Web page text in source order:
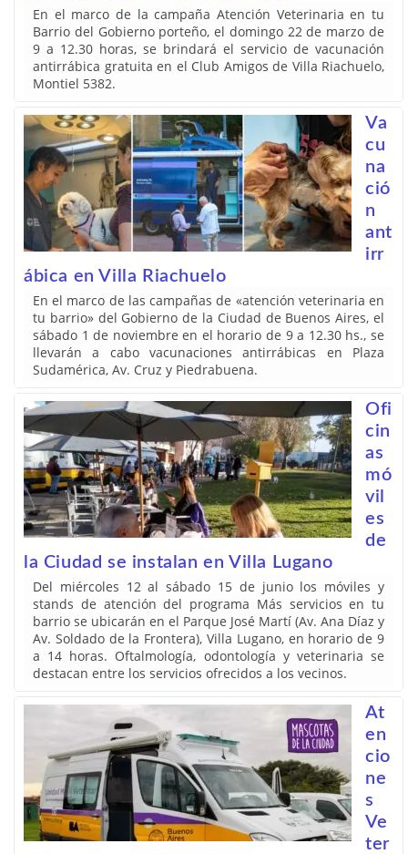
En el marco de la campaña Atención Veterinaria en tu
Barrio del Gobierno porteño, el domingo 22 de marzo de
9 a 12.30 horas, se brindará el servicio de vacunación
antirrábica gratuita en el Club Amigos de Villa Riachuelo,
Montiel 5382.
Va
cu
na
ció
n
ant
irr
ábica en Villa Riachuelo
En el marco de las campañas de «atención veterinaria en
tu barrio» del Gobierno de la Ciudad de Buenos Aires, el
sábado 1 de noviembre en el horario de 9 a 12.30 hs., se
llevarán a cabo vacunaciones antirrábicas en Plaza
Sudamérica, Av. Cruz y Piedrabuena.
Ofi
cin
as
mó
vil
es
de
la Ciudad se instalan en Villa Lugano
Del miércoles 12 al sábado 15 de junio los móviles y
stands de atención del programa Más servicios en tu
barrio se ubicarán en el Parque José Martí (Av. Ana Díaz y
Av. Soldado de la Frontera), Villa Lugano, en horario de 9
a 14 horas. Oftalmología, odontología y veterinaria se
destacan entre los servicios ofrecidos a los vecinos.
At
en
cio
ne
s
Ve
ter